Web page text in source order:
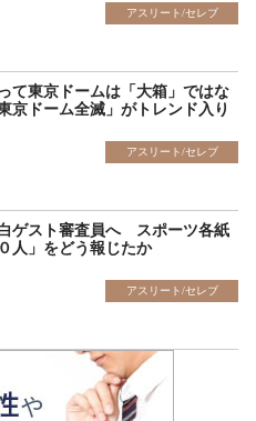
アスリート/セレブ
て東京ドームは「大箱」ではな
ドーム全滅」がトレンド入り
アスリート/セレブ
ゲスト審査員へ スポーツ各紙
人」をどう報じたか
アスリート/セレブ